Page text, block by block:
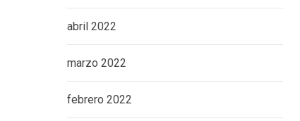
abril 2022
marzo 2022
febrero 2022